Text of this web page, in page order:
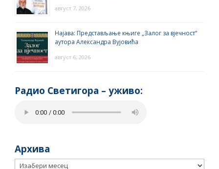
август 7, 2026
Најава: Представљање књиге „Залог за вјечност“
аутора Александра Вујовића
август 6, 2026
Радио Светигора – yживо:
Архива
Архива